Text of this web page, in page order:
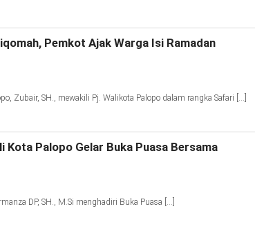
Pemkot Ajak Warga Isi Ramadan
Zubair, SH., mewakili Pj. Walikota Palopo dalam rangka Safari […]
Kota Palopo Gelar Buka Puasa Bersama
DP, SH., M.Si menghadiri Buka Puasa […]